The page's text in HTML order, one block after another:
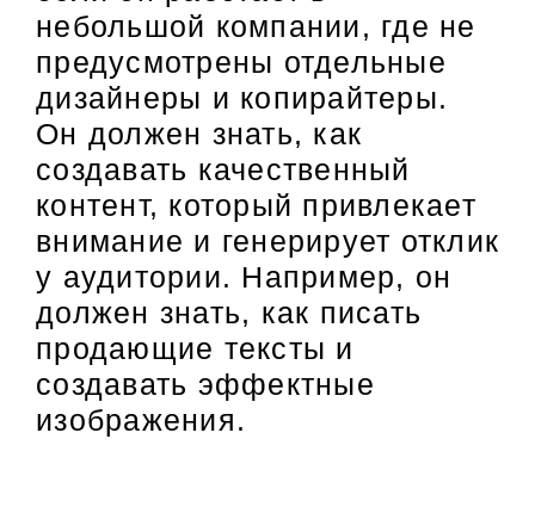
небольшой компании, где не
предусмотрены отдельные
дизайнеры и копирайтеры.
Он должен знать, как
создавать качественный
контент, который привлекает
внимание и генерирует отклик
у аудитории. Например, он
должен знать, как писать
продающие тексты и
создавать эффектные
изображения.